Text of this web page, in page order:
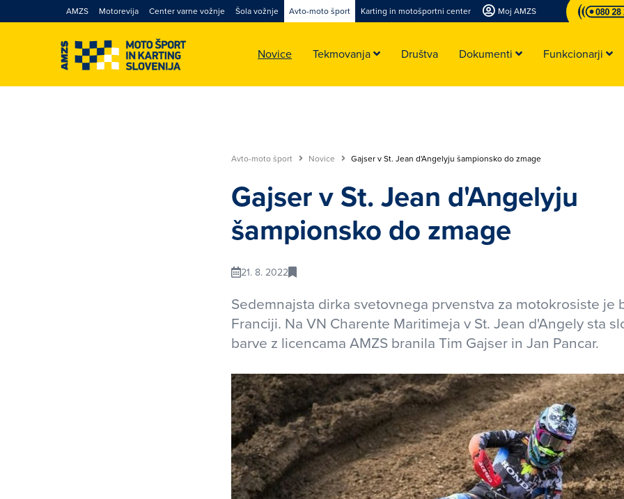
AMZS Motorevija Center varne vožnje Šola vožnje Avto-moto šport Karting in motošportni center Moj AMZS
Novice Tekmovanja Društva Dokumenti Funkcionarji
Avto-moto šport Novice Gajser v St. Jean d'Angelyju šampionsko do zmage
Gajser v St. Jean d'Angelyju
šampionsko do zmage
21. 8. 2022
Sedemnajsta dirka svetovnega prvenstva za motokrosiste je
Franciji. Na VN Charente Maritimeja v St. Jean d'Angely sta
barve z licencama AMZS branila Tim Gajser in Jan Pancar.